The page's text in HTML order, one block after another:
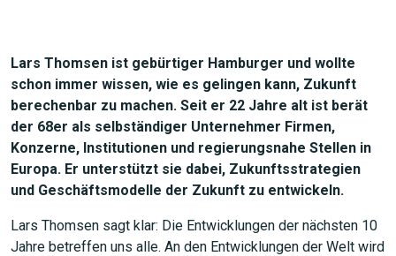
Lars Thomsen ist gebürtiger Hamburger und wollte
schon immer wissen, wie es gelingen kann, Zukunft
berechenbar zu machen. Seit er 22 Jahre alt ist berät
der 68er als selbständiger Unternehmer Firmen,
Konzerne, Institutionen und regierungsnahe Stellen in
Europa. Er unterstützt sie dabei, Zukunftsstrategien
und Geschäftsmodelle der Zukunft zu entwickeln.
Lars Thomsen sagt klar: Die Entwicklungen der nächsten 10
Jahre betreffen uns alle. An den Entwicklungen der Welt wird